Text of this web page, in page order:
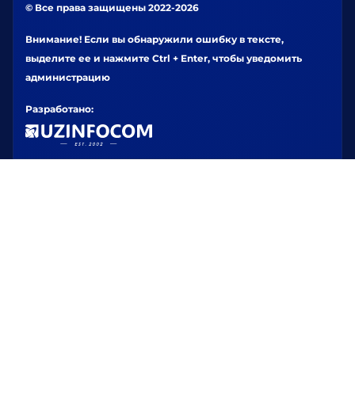
© Все права защищены 2022-2026
Внимание! Если вы обнаружили ошибку в тексте,
выделите ее и нажмите Ctrl + Enter, чтобы уведомить
администрацию
Разработано: